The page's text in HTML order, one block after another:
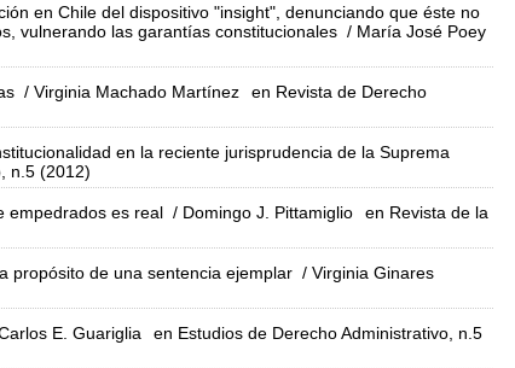
en Chile del dispositivo "insight", denunciando que éste no
vulnerando las garantías constitucionales / María José Poey
/ Virginia Machado Martínez
en Revista de Derecho
en la reciente jurisprudencia de la Suprema
n.5 (2012)
empedrados es real / Domingo J. Pittamiglio
en Revista de la
propósito de una sentencia ejemplar / Virginia Ginares
E. Guariglia
en Estudios de Derecho Administrativo, n.5